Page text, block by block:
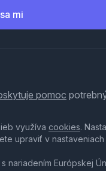
mi
pomoc
využíva cookies.
upraviť v nastaveniach
nariadením Európskej